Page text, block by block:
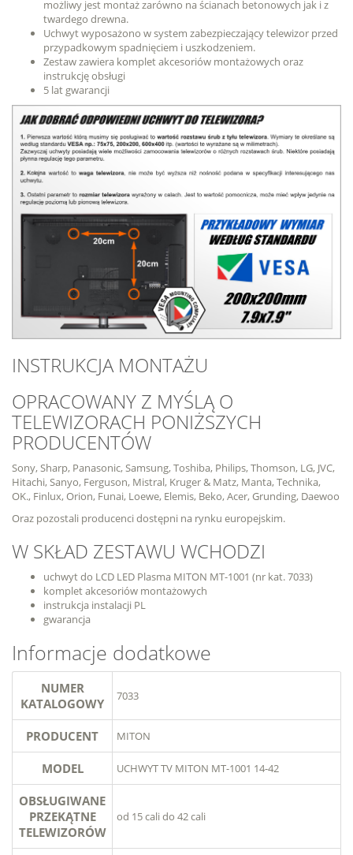
możliwy jest montaż zarówno na ścianach betonowych jak i z
twardego drewna.
Uchwyt wyposażono w system zabezpieczający telewizor przed
przypadkowym spadnięciem i uszkodzeniem.
Zestaw zawiera komplet akcesoriów montażowych oraz
instrukcję obsługi
5 lat gwarancji
INSTRUKCJA MONTAŻU
OPRACOWANY Z MYŚLĄ O
TELEWIZORACH PONIŻSZYCH
PRODUCENTÓW
Sony, Sharp, Panasonic, Samsung, Toshiba, Philips, Thomson, LG, JVC,
Hitachi, Sanyo, Ferguson, Mistral, Kruger & Matz, Manta, Technika,
OK., Finlux, Orion, Funai, Loewe, Elemis, Beko, Acer, Grunding, Daewoo
Oraz pozostali producenci dostępni na rynku europejskim.
W SKŁAD ZESTAWU WCHODZI
uchwyt do LCD LED Plasma MITON MT-1001 (nr kat. 7033)
komplet akcesoriów montażowych
instrukcja instalacji PL
gwarancja
Informacje dodatkowe
NUMER
KATALOGOWY
7033
PRODUCENT MITON
MODEL UCHWYT TV MITON MT-1001 14-42
OBSŁUGIWANE
PRZEKĄTNE
TELEWIZORÓW
od 15 cali do 42 cali